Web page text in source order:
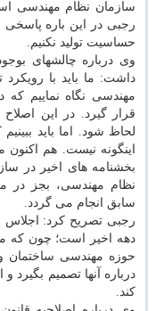
سازمان نظام مهندسی
رجبی در این باره
حساسیت تولید نكنیم.
وی درباره چالشهای
داشت: ما باید با
مهندسی نگاه نماییم
قرار گیرد. در این
لحاظ شود. اما باید
اینگونه نیست. هم اكنون
بخشنامه های اخیر در
نظام مهندسی، بجز در
سابق انجام می گردد.
رجبی تصریح كرد: اجلاس
دهه اخیر است؛ چون كه
حوزه مهندسی ساختمان
درباره آنها تصمیم
كند.